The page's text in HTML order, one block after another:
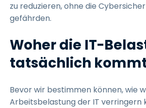
zu reduzieren, ohne die
gefährden.
Woher die IT-
tatsächlich
Bevor wir bestimmen können, wie
Arbeitsbelastung der IT verringern